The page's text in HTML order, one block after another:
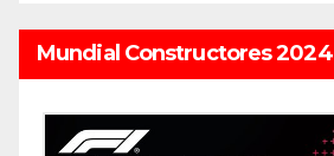
Mundial Constructores 2024